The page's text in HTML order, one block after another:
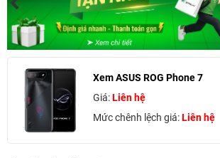
Xem ASUS ROG Phone 7
Giá:Liên hệ
Mức chênh lệch giá:Liên hệ